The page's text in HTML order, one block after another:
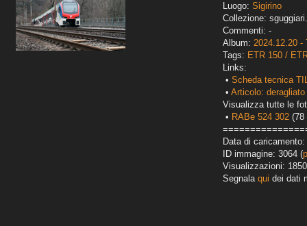
Luogo: Sigirino
Collezione:
Commenti: -
Album: 2024.12.20 -
Tags: ETR 150 /
Links:
• Scheda tecnica
• Articolo:
Visualizza tutte le
• RABe 524 302 (78
Data di
ID immagine: 3064 (
Visualizzazioni: 1850
Segnala qui dei dati